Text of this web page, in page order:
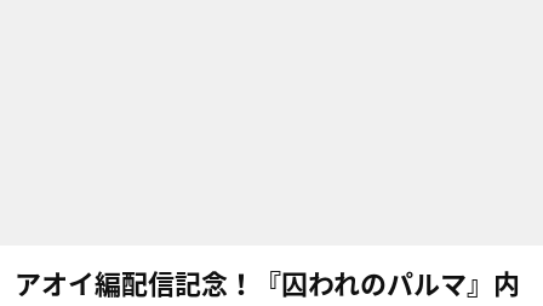
アオイ編配信記念！『囚われのパルマ』内